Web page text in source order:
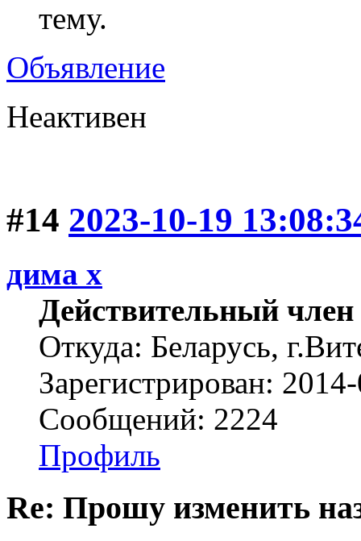
тему.
Объявление
Неактивен
#14 2023-10-19
дима х
Действительный член
Откуда: Беларусь,
Зарегистрирован:
Сообщений: 2224
Профиль
Re: Прошу изменить